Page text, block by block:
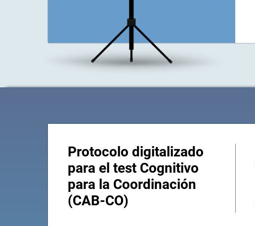
Protocolo digitalizado
para el test Cognitivo
para la Coordinación
(CAB-CO)